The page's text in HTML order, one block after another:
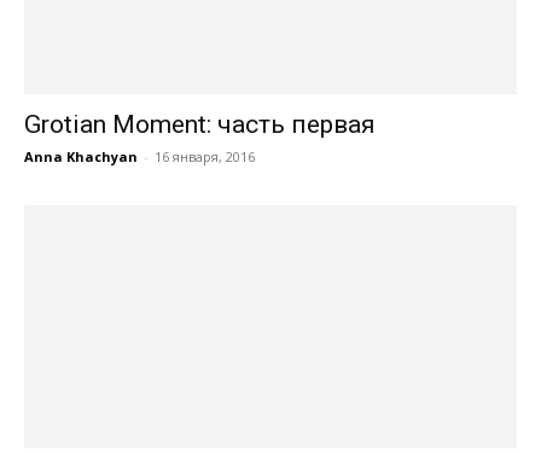
Grotian Moment: часть первая
Anna Khachyan - 16 января, 2016